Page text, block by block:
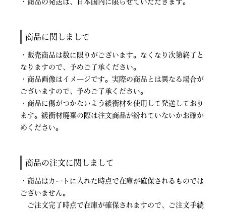
・商品の発送は、日本国内に限らせていただきます。
商品に関しまして
・販売商品は数に限りがございます。なくなり次第終了と
なりますので、予めご了承ください。
・商品画像はイメージです。実際の商品とは異なる場合が
ございますので、予めご了承ください。
・商品に傷がつかないよう緩衝材を使用して発送しており
ます。緩衝材廃棄の際は注文商品が紛れていないかお確か
めください。
商品の注文に関しまして
・商品はカートに入れた時点で在庫が確保されるものでは
ございません。
ご注文完了時点で在庫が確保されますので、ご注文手続